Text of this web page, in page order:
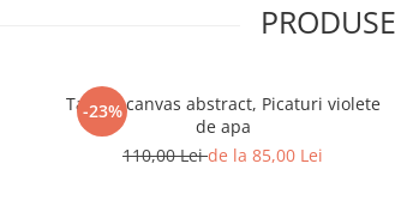
-23%
Tablou canvas abstract, Picaturi violete
de apa
110,00 Leide la 85,00 Lei